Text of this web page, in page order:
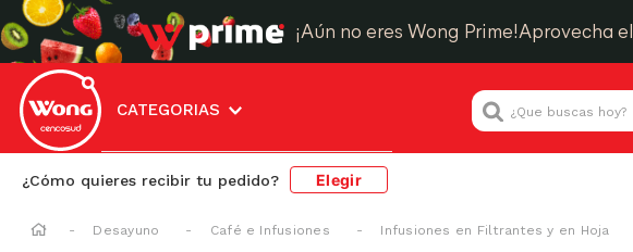
¡Aún no eres Wong Prime!Aprovecha el
CATEGORIAS
¿Que buscas hoy?
¿Cómo quieres recibir tu pedido? Elegir
Desayuno Café e Infusiones Infusiones en Filtrantes y en Hoja